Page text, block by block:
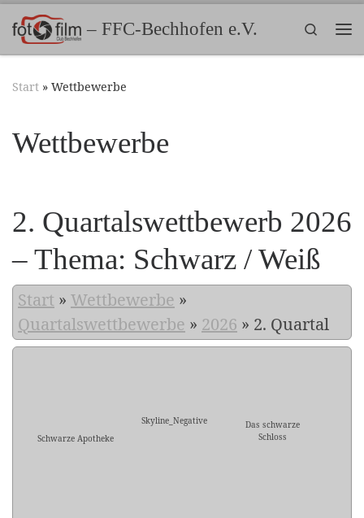
Zum Inhalt springen– FFC-Bechhofen e.V.
Search
Start » Wettbewerbe
Wettbewerbe
2. Quartalswettbewerb 2026
– Thema: Schwarz / Weiß
Start » Wettbewerbe »
Quartalswettbewerbe » 2026 » 2. Quartal
Schwarze Apotheke
Skyline_Negative
Das schwarze
Schloss